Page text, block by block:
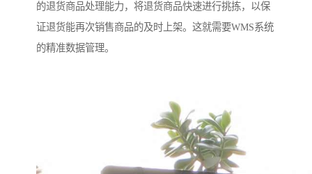
的退货商品处理能力，将退货商品快速进行挑拣，以保
证退货能再次销售商品的及时上架。这就需要WMS系统
的精准数据管理。